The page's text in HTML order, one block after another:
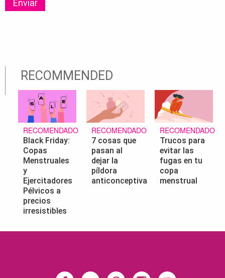
RECOMMENDED
RECOMENDADO
Black Friday:
Copas
Menstruales
y
Ejercitadores
Pélvicos a
precios
irresistibles
RECOMENDADO
7 cosas que
pasan al
dejar la
píldora
anticonceptiva
RECOMENDADO
Trucos para
evitar las
fugas en tu
copa
menstrual